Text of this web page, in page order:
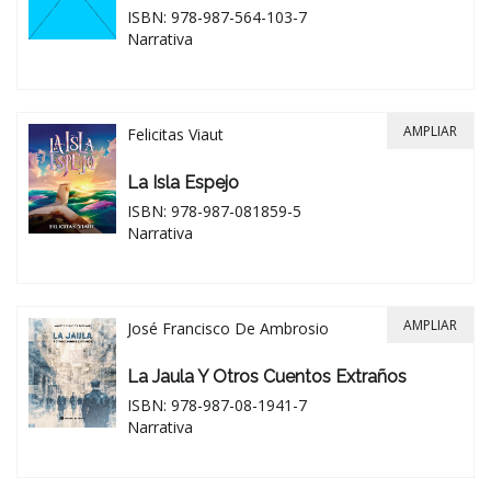
ISBN: 978-987-564-103-7
Narrativa
Felicitas Viaut
La Isla Espejo
ISBN: 978-987-081859-5
Narrativa
AMPLIAR
José Francisco De Ambrosio
La Jaula Y Otros Cuentos Extraños
ISBN: 978-987-08-1941-7
Narrativa
AMPLIAR